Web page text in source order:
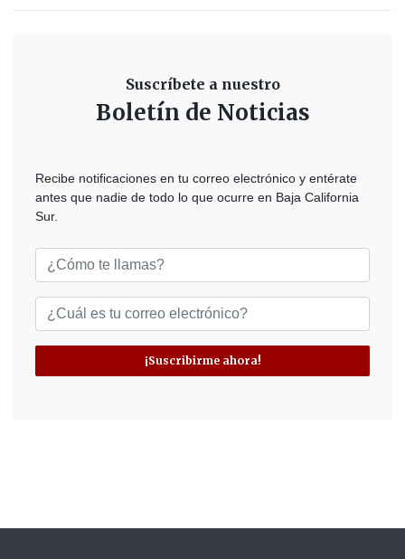
Suscríbete a nuestro
Boletín de Noticias
Recibe notificaciones en tu correo electrónico y entérate
antes que nadie de todo lo que ocurre en Baja California
Sur.
¡Suscribirme ahora!